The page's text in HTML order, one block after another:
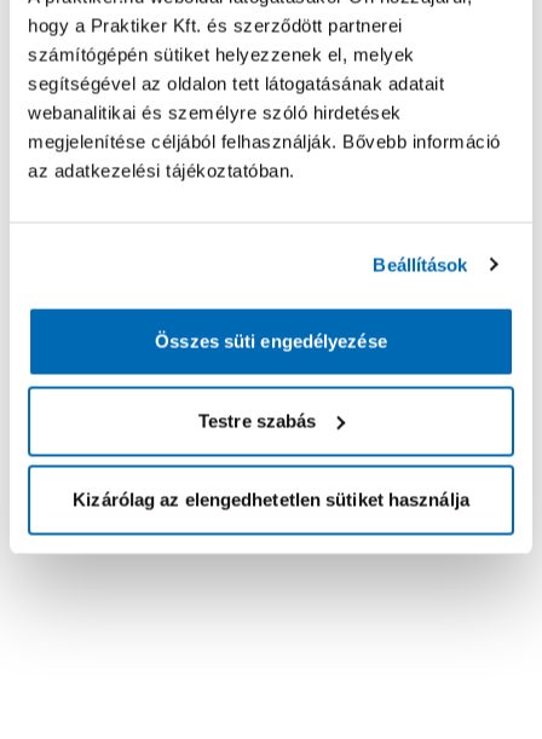
hogy a Praktiker Kft. és szerződött partnerei
számítógépén sütiket helyezzenek el, melyek
segítségével az oldalon tett látogatásának adatait
webanalitikai és személyre szóló hirdetések
megjelenítése céljából felhasználják. Bővebb információ
az adatkezelési tájékoztatóban.
Beállítások
Összes süti engedélyezése
Testre szabás
Kizárólag az elengedhetetlen sütiket használja